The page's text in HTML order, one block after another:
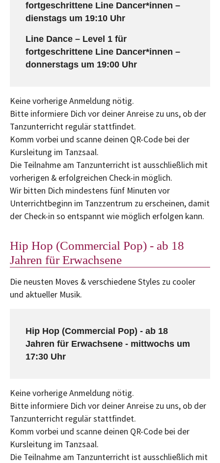
fortgeschrittene Line Dancer*innen –
dienstags um 19:10 Uhr
Line Dance – Level 1 für
fortgeschrittene Line Dancer*innen –
donnerstags um 19:00 Uhr
Keine vorherige Anmeldung nötig.
Bitte informiere Dich vor deiner Anreise zu uns, ob der
Tanzunterricht regulär stattfindet.
Komm vorbei und scanne deinen QR-Code bei der
Kursleitung im Tanzsaal.
Die Teilnahme am Tanzunterricht ist ausschließlich mit
vorherigen & erfolgreichen Check-in möglich.
Wir bitten Dich mindestens fünf Minuten vor
Unterrichtbeginn im Tanzzentrum zu erscheinen, damit
der Check-in so entspannt wie möglich erfolgen kann.
Hip Hop (Commercial Pop) - ab 18
Jahren für Erwachsene
Die neusten Moves & verschiedene Styles zu cooler
und aktueller Musik.
Hip Hop (Commercial Pop) - ab 18
Jahren für Erwachsene - mittwochs um
17:30 Uhr
Keine vorherige Anmeldung nötig.
Bitte informiere Dich vor deiner Anreise zu uns, ob der
Tanzunterricht regulär stattfindet.
Komm vorbei und scanne deinen QR-Code bei der
Kursleitung im Tanzsaal.
Die Teilnahme am Tanzunterricht ist ausschließlich mit